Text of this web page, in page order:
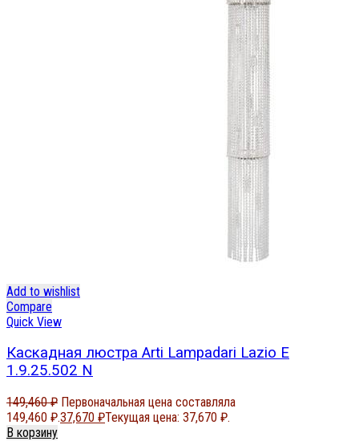
Add to wishlist
Compare
Quick View
Каскадная люстра Arti Lampadari Lazio E
1.9.25.502 N
149,460₽ Первоначальная цена составляла
149,460 ₽.37,670 ₽Текущая цена: 37,670 ₽.
В корзину